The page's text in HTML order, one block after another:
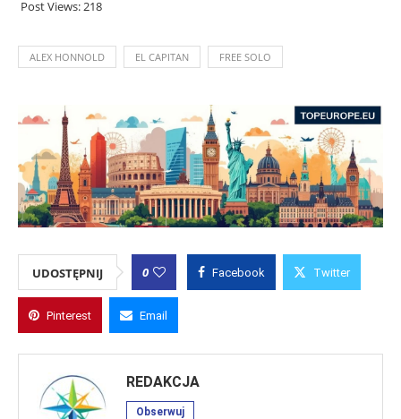
Post Views: 218
ALEX HONNOLD EL CAPITAN FREE SOLO
UDOSTĘPNIJ 0 Facebook Twitter
Pinterest Email
REDAKCJA
Obserwuj